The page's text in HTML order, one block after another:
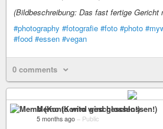
(Bildbeschreibung: Das fast fertige Gericht
#photography #fotografie #foto #photo
#food #essen #vegan
0 comments
Memo (Konto wird geschlossen!)
5 months ago – Public